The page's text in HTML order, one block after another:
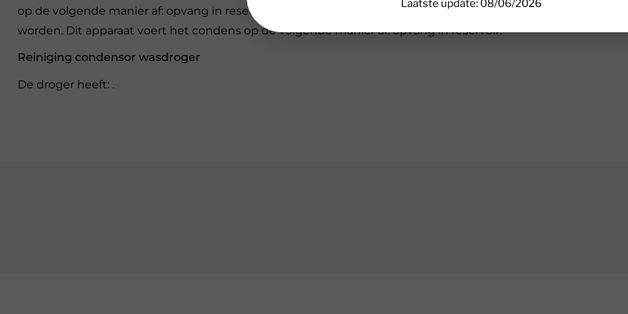
op de volgende manier af: opvang in reservoir. |Het water wat vrij komt bij het drogen moet ergens in
worden. Dit apparaat voert het condens op de volgende manier af: opvang in reservoir.
Reiniging condensor wasdroger
De droger heeft: .
Laatste update: 08/06/2026